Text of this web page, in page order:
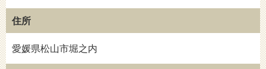
住所
愛媛県松山市堀之内